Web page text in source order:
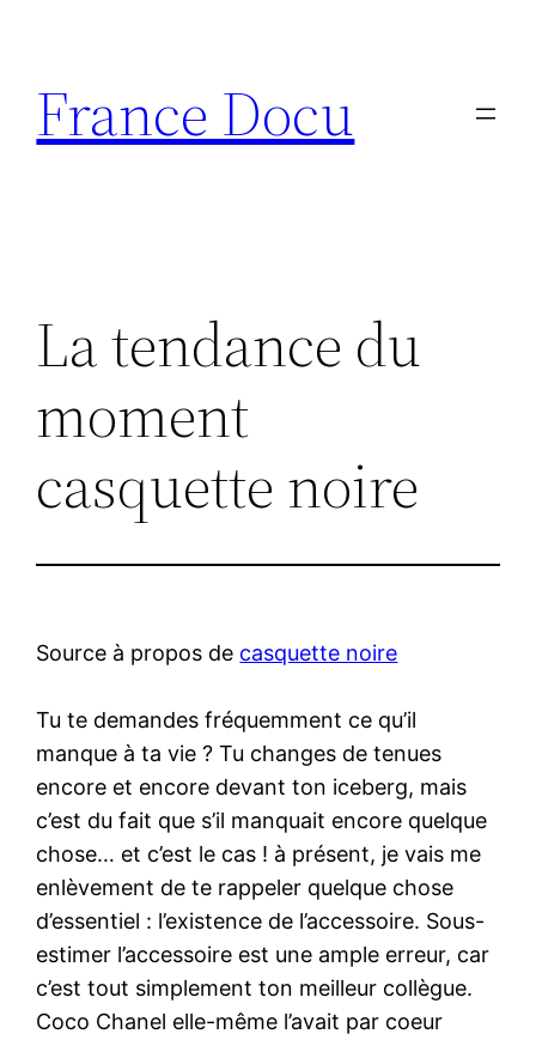
contenu
France Docu
La tendance du
moment
casquette noire
Source à propos de casquette noire
Tu te demandes fréquemment ce qu’il
manque à ta vie ? Tu changes de tenues
encore et encore devant ton iceberg, mais
c’est du fait que s’il manquait encore quelque
chose… et c’est le cas ! à présent, je vais me
enlèvement de te rappeler quelque chose
d’essentiel : l’existence de l’accessoire. Sous-
estimer l’accessoire est une ample erreur, car
c’est tout simplement ton meilleur collègue.
Coco Chanel elle-même l’avait par coeur